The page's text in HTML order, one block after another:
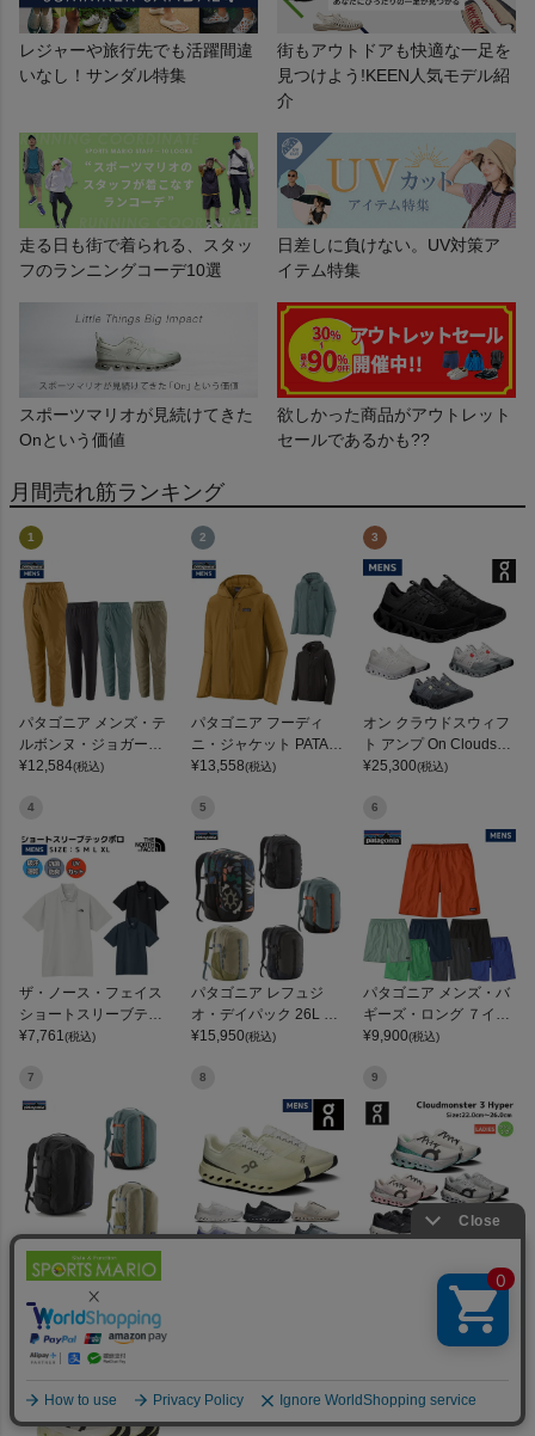
レジャーや旅行先でも活躍間違
いなし！サンダル特集
街もアウトドアも快適な一足を
見つけよう!KEEN人気モデル紹
介
走る日も街で着られる、スタッ
フのランニングコーデ10選
日差しに負けない。UV対策ア
イテム特集
スポーツマリオが見続けてきた
Onという価値
欲しかった商品がアウトレット
セールであるかも??
月間売れ筋ランキング
1
パタゴニア メンズ・テ
ルボンヌ・ジョガーズ
PATAGONIA MS TERR
¥12,584(税込)
2
パタゴニア フーディ
ニ・ジャケット PATAG
ONIA MS HOUDINI JKT
¥13,558(税込)
3
オン クラウドスウィフ
ト アンプ On Cloudswif
t Amp
¥25,300(税込)
4
ザ・ノース・フェイス
ショートスリーブテッ
クポロ THE NORTH FA
¥7,761 (税込)
5
パタゴニア レフュジ
オ・デイパック 26L PA
TAGONIA REFUGIO DA
¥15,950(税込)
6
パタゴニア メンズ・バ
ギーズ・ロング ７イン
チ Patagonia Men's Ba
¥9,900(税込)
7
パタゴニア レフュジ
オ・デイパック 32L PA
TAGONIA REFUGIO DA
Y PACK
¥19,305 (税込)
8 9
ー3 ハイパー ランニン
グシューズ ランシュー
ロード マラソン トレー
ニング スポーツ スニー
3 Hyper
10